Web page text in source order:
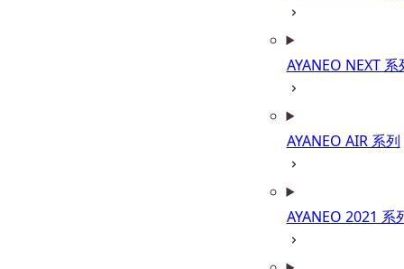
AYANEO NEXT 系
AYANEO AIR 系列
AYANEO 2021 系